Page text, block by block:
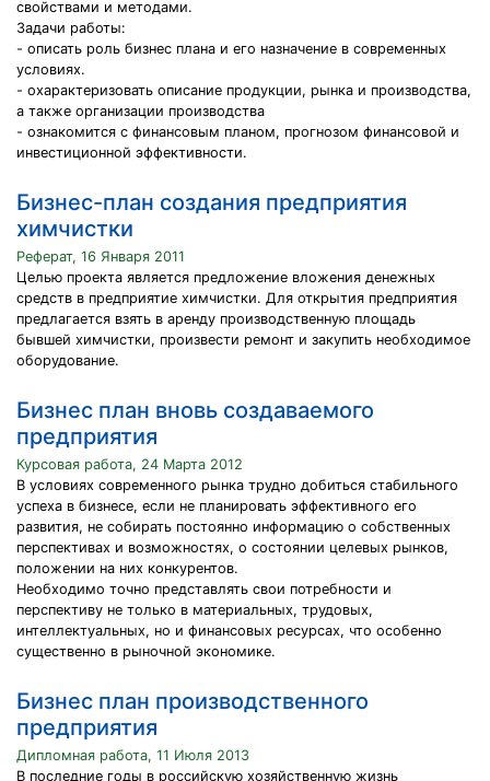
свойствами и методами.
Задачи работы:
- описать роль бизнес плана и его назначение в современных
условиях.
- охарактеризовать описание продукции, рынка и производства,
а также организации производства
- ознакомится с финансовым планом, прогнозом финансовой и
инвестиционной эффективности.
Бизнес-план создания предприятия
химчистки
Реферат, 16 Января 2011
Целью проекта является предложение вложения денежных
средств в предприятие химчистки. Для открытия предприятия
предлагается взять в аренду производственную площадь
бывшей химчистки, произвести ремонт и закупить необходимое
оборудование.
Бизнес план вновь создаваемого
предприятия
Курсовая работа, 24 Марта 2012
В условиях современного рынка трудно добиться стабильного
успеха в бизнесе, если не планировать эффективного его
развития, не собирать постоянно информацию о собственных
перспективах и возможностях, о состоянии целевых рынков,
положении на них конкурентов.
Необходимо точно представлять свои потребности и
перспективу не только в материальных, трудовых,
интеллектуальных, но и финансовых ресурсах, что особенно
существенно в рыночной экономике.
Бизнес план производственного
предприятия
Дипломная работа, 11 Июля 2013
В последние годы в российскую хозяйственную жизнь